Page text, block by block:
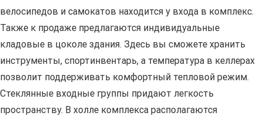
велосипедов и самокатов находится у входа в комплекс.
Также к продаже предлагаются индивидуальные
кладовые в цоколе здания. Здесь вы сможете хранить
инструменты, спортинвентарь, а температура в келлерах
позволит поддерживать комфортный тепловой режим.
Стеклянные входные группы придают легкость
пространству. В холле комплекса располагаются